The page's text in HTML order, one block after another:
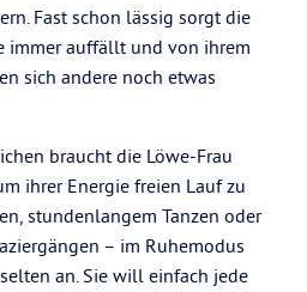
Fast schon lässig sorgt die
immer auffällt und von ihrem
sich andere noch etwas
braucht die Löwe-Frau
ihrer Energie freien Lauf zu
stundenlangem Tanzen oder
– im Ruhemodus
an. Sie will einfach jede